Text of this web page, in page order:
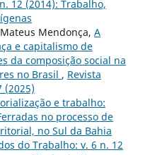
12 (2014): Trabalho,
Mendonça, A
e capitalismo de
da composição social na
no Brasil , Revista
(2025)
e trabalho:
no processo de
no Sul da Bahia
do Trabalho: v. 6 n. 12